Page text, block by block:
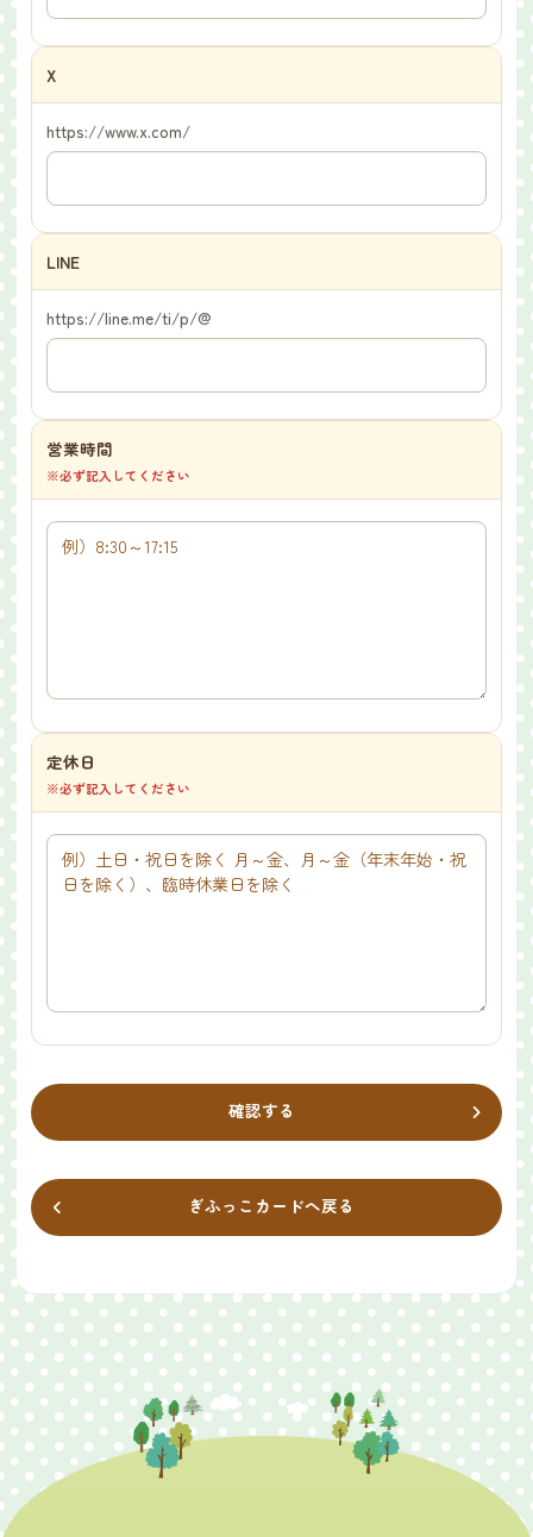
X
https://www.x.com/
LINE
https://line.me/ti/p/@
営業時間
※必ず記入してください
定休日
※必ず記入してください
確認する
ぎふっこカードへ戻る